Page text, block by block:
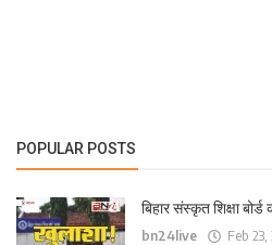
अन्य
POPULAR POSTS
बिहार संस्कृत शिक्षा
bn24live Feb